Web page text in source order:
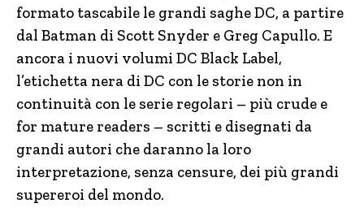
formato tascabile le grandi saghe DC, a partire
dal Batman di Scott Snyder e Greg Capullo. E
ancora i nuovi volumi DC Black Label,
l’etichetta nera di DC con le storie non in
continuità con le serie regolari – più crude e
for mature readers – scritti e disegnati da
grandi autori che daranno la loro
interpretazione, senza censure, dei più grandi
supereroi del mondo.